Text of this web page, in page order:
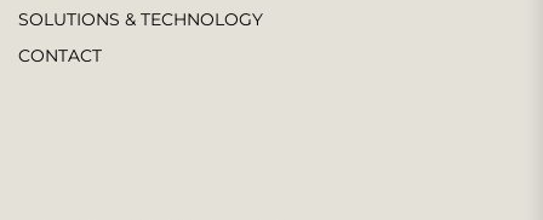
SOLUTIONS & TECHNOLOGY
CONTACT